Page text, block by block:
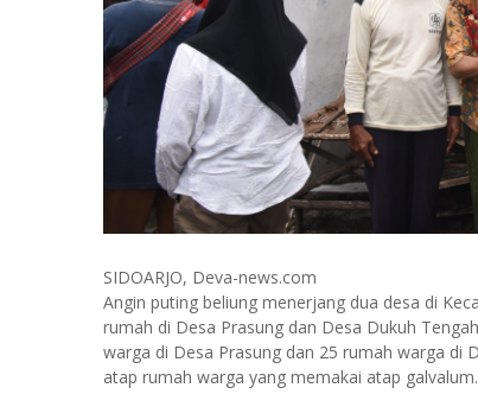
SIDOARJO, Deva-news.com
Angin puting beliung menerjang dua desa di
rumah di Desa Prasung dan Desa Dukuh
warga di Desa Prasung dan 25 rumah warga di
atap rumah warga yang memakai atap